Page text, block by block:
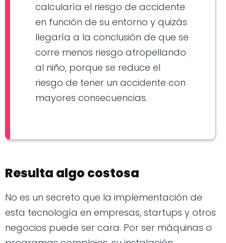
calcularía el riesgo de accidente
en función de su entorno y quizás
llegaría a la conclusión de que se
corre menos riesgo atropellando
al niño, porque se reduce el
riesgo de tener un accidente con
mayores consecuencias.
Resulta algo costosa
No es un secreto que la implementación de
esta tecnología en empresas, startups y otros
negocios puede ser cara. Por ser máquinas o